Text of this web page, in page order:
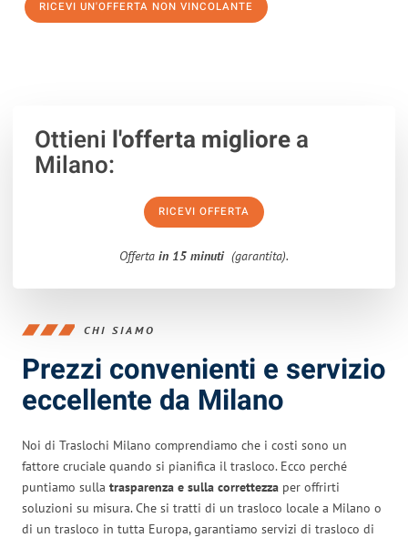
RICEVI UN'OFFERTA NON VINCOLANTE
Ottieni l'offerta migliorea
Milano:
RICEVI OFFERTA
Offerta in 15 minuti (garantita).
CHI SIAMO
Prezzi convenienti e servizio
eccellente da Milano
Noi di Traslochi Milano comprendiamo che i costi sono un
fattore cruciale quando si pianifica il trasloco. Ecco perché
puntiamo sulla trasparenza e sulla correttezza per offrirti
soluzioni su misura. Che si tratti di un trasloco locale a Milano o
di un trasloco in tutta Europa, garantiamo servizi di trasloco di